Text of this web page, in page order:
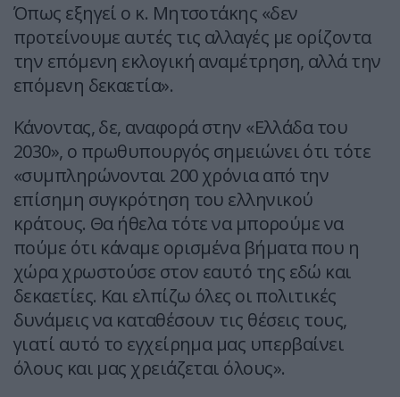
Όπως εξηγεί ο κ. Μητσοτάκης «δεν
προτείνουμε αυτές τις αλλαγές με ορίζοντα
την επόμενη εκλογική αναμέτρηση, αλλά την
επόμενη δεκαετία».
Κάνοντας, δε, αναφορά στην «Ελλάδα του
2030», ο πρωθυπουργός σημειώνει ότι τότε
«συμπληρώνονται 200 χρόνια από την
επίσημη συγκρότηση του ελληνικού
κράτους. Θα ήθελα τότε να μπορούμε να
πούμε ότι κάναμε ορισμένα βήματα που η
χώρα χρωστούσε στον εαυτό της εδώ και
δεκαετίες. Και ελπίζω όλες οι πολιτικές
δυνάμεις να καταθέσουν τις θέσεις τους,
γιατί αυτό το εγχείρημα μας υπερβαίνει
όλους και μας χρειάζεται όλους».